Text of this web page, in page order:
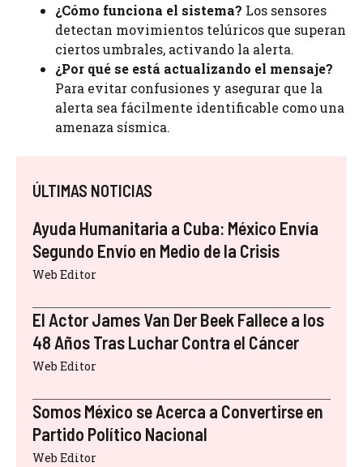
¿Cómo funciona el sistema? Los sensores
detectan movimientos telúricos que superan
ciertos umbrales, activando la alerta.
¿Por qué se está actualizando el mensaje?
Para evitar confusiones y asegurar que la
alerta sea fácilmente identificable como una
amenaza sísmica.
ÚLTIMAS NOTICIAS
Ayuda Humanitaria a Cuba: México Envía
Segundo Envío en Medio de la Crisis
Web Editor
El Actor James Van Der Beek Fallece a los
48 Años Tras Luchar Contra el Cáncer
Web Editor
Somos México se Acerca a Convertirse en
Partido Político Nacional
Web Editor